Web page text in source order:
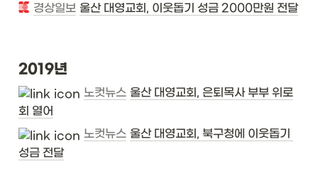
경상일보 울산 대영교회, 이웃돕기 성금 2000만원 전달
2019년
노컷뉴스 울산 대영교회, 은퇴목사 부부 위로
회 열어
노컷뉴스 울산 대영교회, 북구청에 이웃돕기
성금 전달